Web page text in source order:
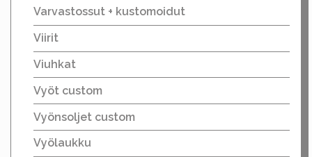
Varvastossut + kustomoidut
Viirit
Viuhkat
Vyöt custom
Vyönsoljet custom
Vyölaukku